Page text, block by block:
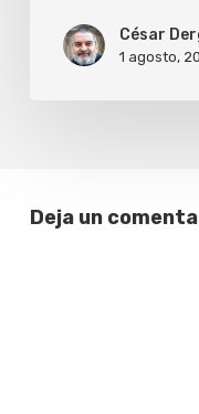
César
1 agosto,
Deja un